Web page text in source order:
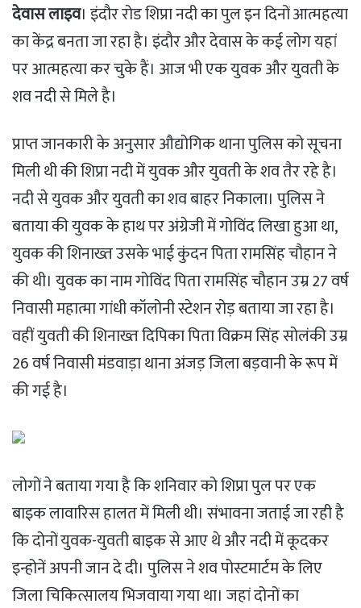
देवास लाइव। इंदौर रोड शिप्रा नदी का पुल इन दिनों आत्महत्या
का केंद्र बनता जा रहा है। इंदौर और देवास के कई लोग यहां
पर आत्महत्या कर चुके हैं। आज भी एक युवक और युवती के
शव नदी से मिले है।
प्राप्त जानकारी के अनुसार औद्योगिक थाना पुलिस को सूचना
मिली थी की शिप्रा नदी में युवक और युवती के शव तैर रहे है।
नदी से युवक और युवती का शव बाहर निकाला। पुलिस ने
बताया की युवक के हाथ पर अंग्रेजी में गोविंद लिखा हुआ था,
युवक की शिनाख्त उसके भाई कुंदन पिता रामसिंह चौहान ने
की थी। युवक का नाम गोविंद पिता रामसिंह चौहान उम्र 27 वर्ष
निवासी महात्मा गांधी कॉलोनी स्टेशन रोड़ बताया जा रहा है।
वहीं युवती की शिनाख्त दिपिका पिता विक्रम सिंह सोलंकी उम्र
26 वर्ष निवासी मंडवाड़ा थाना अंजड़ जिला बड़वानी के रूप में
की गई है।
लोगों ने बताया गया है कि शनिवार को शिप्रा पुल पर एक
बाइक लावारिस हालत में मिली थी। संभावना जताई जा रही है
कि दोनों युवक-युवती बाइक से आए थे और नदी में कूदकर
इन्होनें अपनी जान दे दी। पुलिस ने शव पोस्टमार्टम के लिए
जिला चिकित्सालय भिजवाया गया था। जहां दोनों का